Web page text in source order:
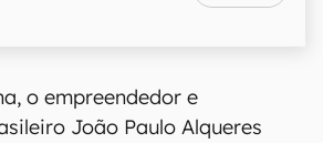
o empreendedor e
João Paulo Alqueres